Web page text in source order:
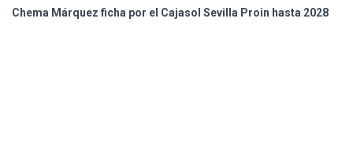
Chema Márquez ficha por el Cajasol Sevilla Proin hasta 2028